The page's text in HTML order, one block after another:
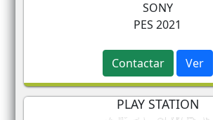
SONY
PES 2021
Contactar Ver
PLAY STATION